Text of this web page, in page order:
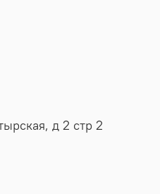
д 2 стр 2